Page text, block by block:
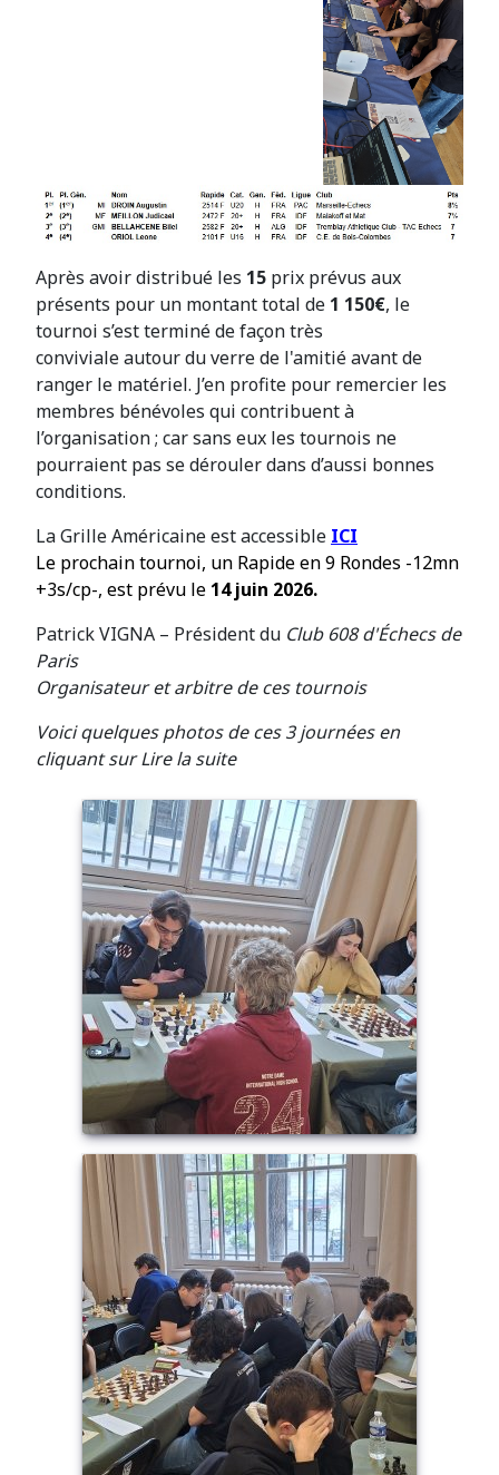
Après avoir distribué les 15 prix prévus aux
présents pour un montant total de 1 150€, le
tournoi s’est terminé de façon très
conviviale autour du verre de l'amitié avant de
ranger le matériel. J’en profite pour remercier les
membres bénévoles qui contribuent à
l’organisation ; car sans eux les tournois ne
pourraient pas se dérouler dans d’aussi bonnes
conditions.
La Grille Américaine est accessible ICI
Le prochain tournoi, un Rapide en 9 Rondes -12mn
+3s/cp-, est prévu le 14 juin 2026.
Patrick VIGNA – Président du Club 608 d'Échecs de
Paris
Organisateur et arbitre de ces tournois
Voici quelques photos de ces 3 journées en
cliquant sur Lire la suite